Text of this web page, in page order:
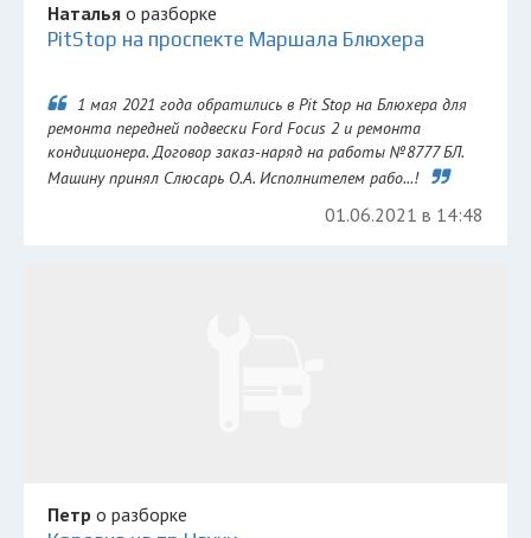
Наталья о разборке
PitStop на проспекте Маршала Блюхера
1 мая 2021 года обратились в Pit Stop на Блюхера для
ремонта передней подвески Ford Focus 2 и ремонта
кондиционера. Договор заказ-наряд на работы №8777 БЛ.
Машину принял Слюсарь О.А. Исполнителем рабо...!
01.06.2021 в 14:48
Петр о разборке